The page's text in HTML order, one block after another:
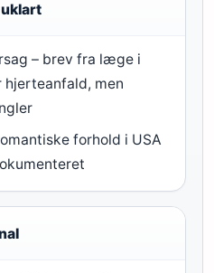
uklart
– brev fra læge i
hjerteanfald, men
forhold i USA